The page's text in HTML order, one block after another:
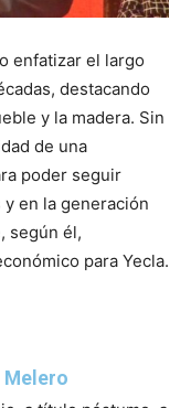
enfatizar el largo
destacando
y la madera. Sin
de una
poder seguir
en la generación
según él,
para Yecla.
Melero